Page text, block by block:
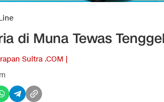
di Muna Tewas
Sultra .COM |